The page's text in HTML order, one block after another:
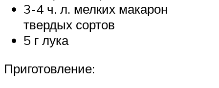
3-4 ч. л. мелких макарон
твердых сортов
5 г лука
Приготовление: